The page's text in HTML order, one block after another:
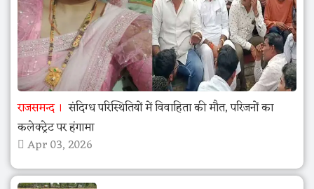
राजसमन्द
संदिग्ध परिस्थितियों में विवाहिता की मौत, परिजनों का
कलेक्ट्रेट पर हंगामा
Apr 03, 2026